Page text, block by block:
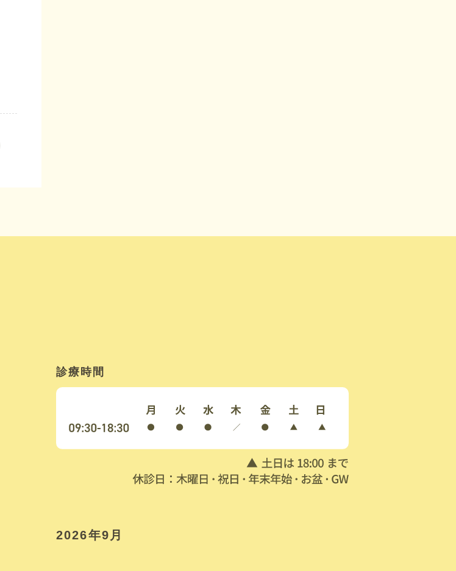
診療時間
2026年9月